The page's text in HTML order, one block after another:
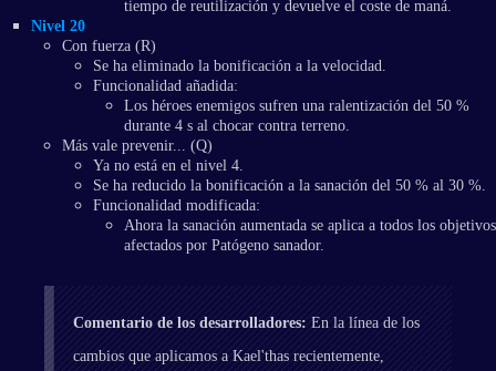
tiempo de reutilización y devuelve el coste de maná.
Nivel 20
Con fuerza (R)
Se ha eliminado la bonificación a la velocidad.
Funcionalidad añadida:
Los héroes enemigos sufren una ralentización del 50 %
durante 4 s al chocar contra terreno.
Más vale prevenir... (Q)
Ya no está en el nivel 4.
Se ha reducido la bonificación a la sanación del 50 % al 30 %.
Funcionalidad modificada:
Ahora la sanación aumentada se aplica a todos los objetivos
afectados por Patógeno sanador.
Comentario de los desarrolladores: En la línea de los
cambios que aplicamos a Kael'thas recientemente,